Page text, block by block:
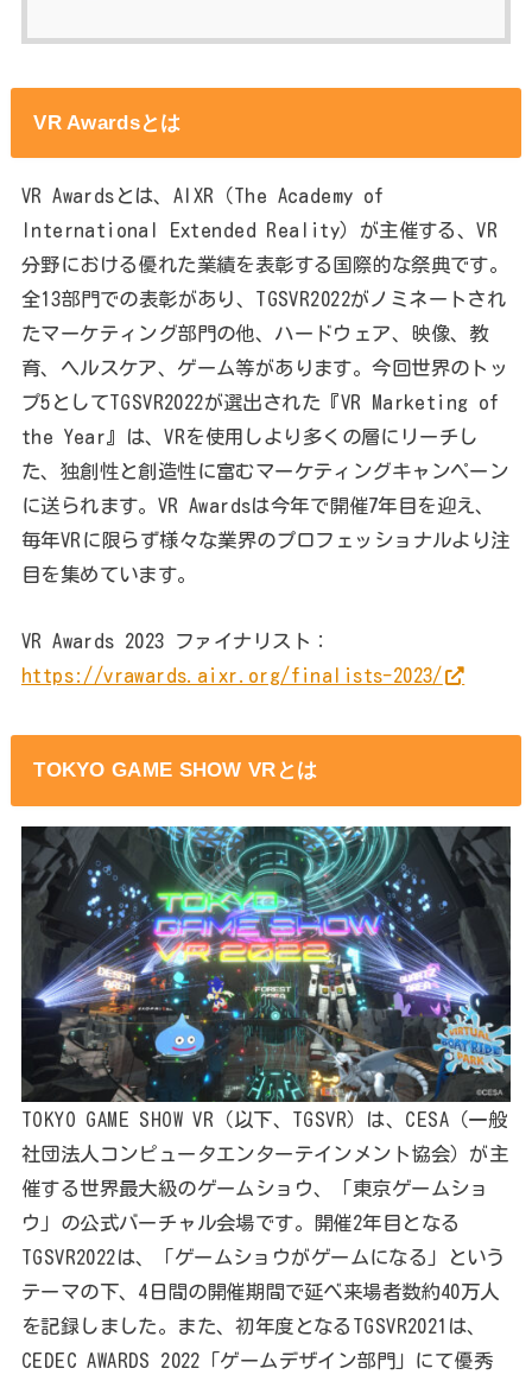
VR Awardsとは
VR Awardsとは、AIXR（The Academy of
International Extended Reality）が主催する、VR
分野における優れた業績を表彰する国際的な祭典です。
全13部門での表彰があり、TGSVR2022がノミネートされ
たマーケティング部門の他、ハードウェア、映像、教
育、ヘルスケア、ゲーム等があります。今回世界のトッ
プ5としてTGSVR2022が選出された『VR Marketing of
the Year』は、VRを使用しより多くの層にリーチし
た、独創性と創造性に富むマーケティングキャンペーン
に送られます。VR Awardsは今年で開催7年目を迎え、
毎年VRに限らず様々な業界のプロフェッショナルより注
目を集めています。
VR Awards 2023 ファイナリスト：
https://vrawards.aixr.org/finalists-2023/
TOKYO GAME SHOW VRとは
TOKYO GAME SHOW VR（以下、TGSVR）は、CESA（一般
社団法人コンピュータエンターテインメント協会）が主
催する世界最大級のゲームショウ、「東京ゲームショ
ウ」の公式バーチャル会場です。開催2年目となる
TGSVR2022は、「ゲームショウがゲームになる」という
テーマの下、4日間の開催期間で延べ来場者数約40万人
を記録しました。また、初年度となるTGSVR2021は、
CEDEC AWARDS 2022「ゲームデザイン部門」にて優秀